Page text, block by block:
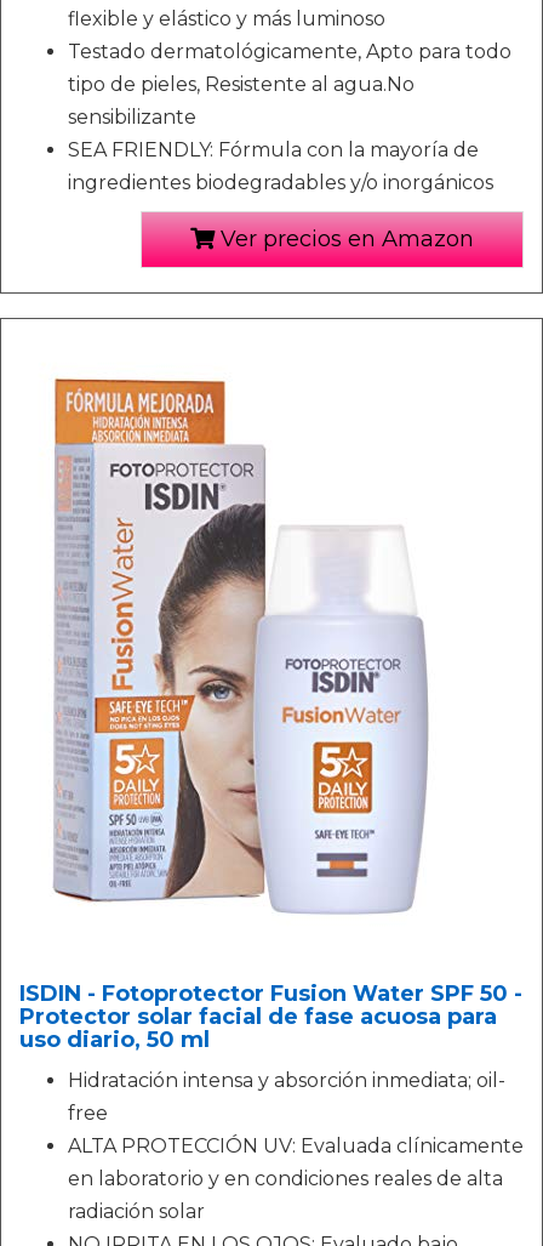
flexible y elástico y más luminoso
Testado dermatológicamente, Apto para todo
tipo de pieles, Resistente al agua.No
sensibilizante
SEA FRIENDLY: Fórmula con la mayoría de
ingredientes biodegradables y/o inorgánicos
Ver precios en Amazon
ISDIN - Fotoprotector Fusion Water SPF 50 -
Protector solar facial de fase acuosa para
uso diario, 50 ml
Hidratación intensa y absorción inmediata; oil-
free
ALTA PROTECCIÓN UV: Evaluada clínicamente
en laboratorio y en condiciones reales de alta
radiación solar